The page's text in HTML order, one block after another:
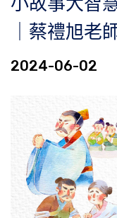
｜蔡禮旭老
2024-06-02